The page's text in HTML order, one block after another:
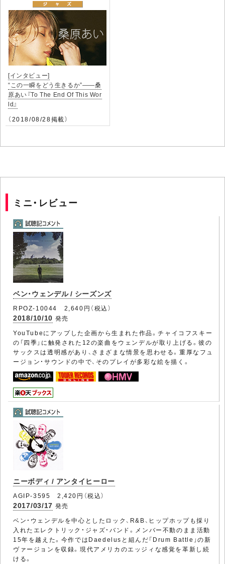
[インタビュー]
“この一瞬をどう生きるか”――桑
原あい『To The End Of This Wor
ld』
（2018/08/28掲載）
ミニ・レビュー
ベン・ウェンデル / シーズンズ
RPOZ-10044 2,640円（税込）
2018/10/10 発売
YouTubeにアップした企画から生まれた作品。チャイコフスキー
の「四季」に触発された12の楽曲をウェンデルが取り上げる。彼の
サックスは透明感があり、さまざまな情景を思わせる。重厚なフュ
ージョン・サウンドの中で、そのプレイが多彩な絵を描く。
ニーボディ / アンタイヒーロー
AGIP-3595 2,420円（税込）
2017/03/17 発売
ベン・ウェンデルを中心としたロック、R&B、ヒップホップも採り
入れたエレクトリック・ジャズ・バンド。メンバー不動のまま活動
15年を越えた。今作ではDaedelusと組んだ「Drum Battle」の新
ヴァージョンを収録。現代アメリカのエッジィな感覚を革新し続
ける。